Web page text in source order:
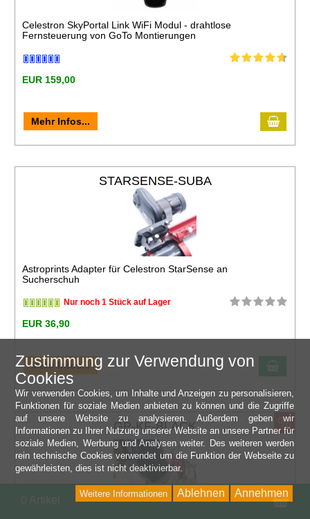
Celestron SkyPortal Link WiFi Modul - drahtlose
Fernsteuerung von GoTo Montierungen
EUR 159,00
Mehr Infos...
STARSENSE-SUBA
Astroprints Adapter für Celestron StarSense an
Sucherschuh
Nur noch 1 Stück auf Lager
EUR 36,90
Mehr Infos...
GP-KF-BLACK %
Zustimmung zur Verwendung von
Cookies
Wir verwenden Cookies, um Inhalte und Anzeigen zu personalisieren,
Funktionen für soziale Medien anbieten zu können und die Zugriffe
auf unsere Website zu analysieren. Außerdem geben wir
Informationen zu Ihrer Nutzung unserer Website an unsere Partner für
soziale Medien, Werbung und Analysen weiter. Des weiteren werden
rein technische Cookies verwendet um die Funktion der Webseite zu
gewährleisten, dies ist nicht deaktivierbar.
Annehmen
Ablehnen
Weitere Informationen